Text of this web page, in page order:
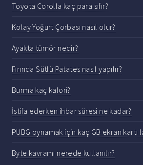
Toyota Corolla kaç para sıfır?
Kolay Yoğurt Çorbası nasıl olur?
Ayakta tümör nedir?
Fırında Sütlü Patates nasıl yapılır?
Burma kaç kalori?
İstifa ederken ihbar süresi ne kadar?
PUBG oynamak için kaç GB ekran kartı
Byte kavramı nerede kullanılır?